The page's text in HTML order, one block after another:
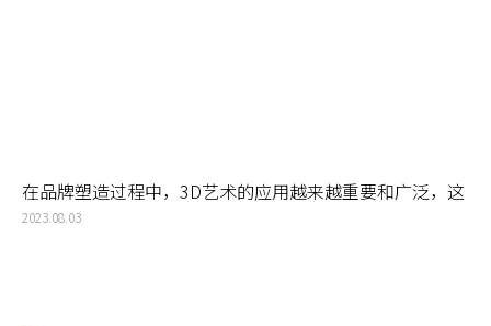
在品牌塑造过程中，3D艺术的应用越来越重要和广泛，这
是一种新的突破，为品牌的视觉设计带来更多的可能性
2023.08.03